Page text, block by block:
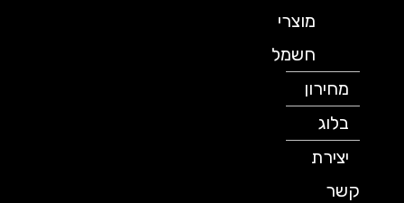
מוצרי
חשמל
מחירון
יצירת
קשר